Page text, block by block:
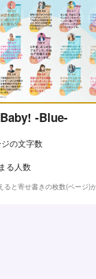
-Blue-
ジの文字数
る人数
ると寄せ書きの枚数(ページ)